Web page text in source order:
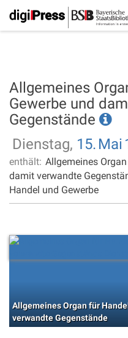
Allgemeines
Gewerbe und
Gegenstände
Dienstag, 15. Mai
enthält: Allgemeines
damit verwandte
Handel und Gewerbe
Allgemeines Organ für
verwandte Gegenstände